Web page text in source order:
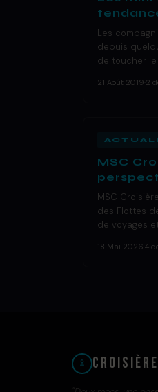
Les
depuis
de toucher
21 Août 2019 2
MSC
MSC
des Flottes
de voyages
18 Mai 2026 4